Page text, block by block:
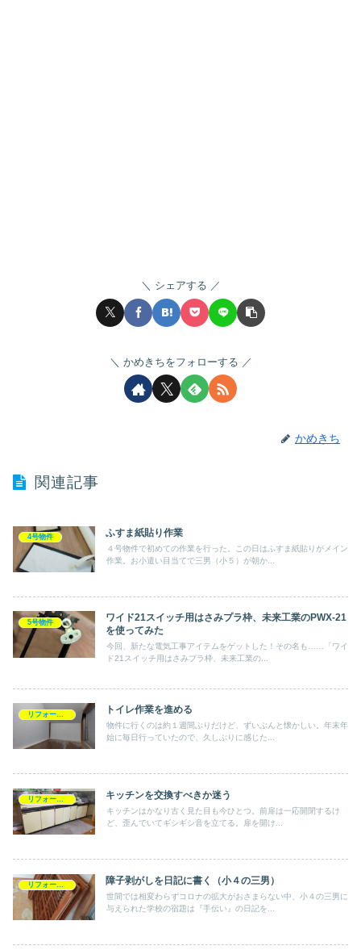
シェアする
かめきちをフォローする
かめきち
関連記事
4号物件 ふすま紙貼り作業
４号物件で初めての作業を行った。この日はふすま紙貼りがメイン
作業。お小遣い目当てで三男（小５）が朝か...
5号物件
ワイド21スイッチ用はさみプラ枠、未来工業のPWX-21
を使ってみた
今回、新たな電気工事アイテムをゲットした！その名も……「ワイ
ド21スイッチ用はさみプラ枠、未来工業の...
トイレ作業を進める
物件に行くのは約１週間ぶりだけど、ずいぶんと懐かしい。年末年
始に毎日行っていたので、久しぶりに感じた...
リフォーム・DIY キッチンを交換すべきか迷う
キッチンはかなり古く見た目も今ひとつ。前扉は一応開閉するけ
ど、歪んでいてギシギシ音を立てる。扉を開け...
障子剥がしを日記に書く（小４の三男）
世間では相変わらずコロナの拡大がおさまらない中、小４の三男に
与えられた学校の宿題は『手伝い』の日記を...